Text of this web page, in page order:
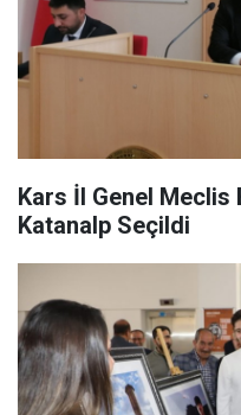
Kars İl Genel Meclis
Katanalp Seçildi